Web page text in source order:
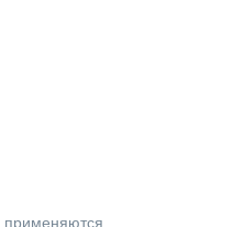
применяются